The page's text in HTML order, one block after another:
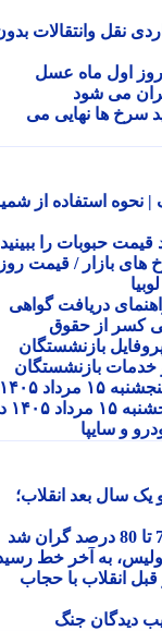
کهنه بمب 200 میلیاردی نقل وانتقالات بدون
اول ماه عسل
می شود
ها نهایی می
استفاده از شمیم
را ببینید /
بازار / قیمت روز
دریافت گواهی
از حقوق
بازنشستگان
بازنشستگان
قیمت خودروهای ایران خودرو سایپا امروز پنجشنبه ۱۵ مرداد ۱۴۰۵ |
قیمت خودروهای ایران خودرو سایپا امروز پنجشنبه ۱۵ مرداد ۱۴۰۵ در
سایپا
بعد انقلاب؛
به آخر خط رسید!
با حجاب
جنگ